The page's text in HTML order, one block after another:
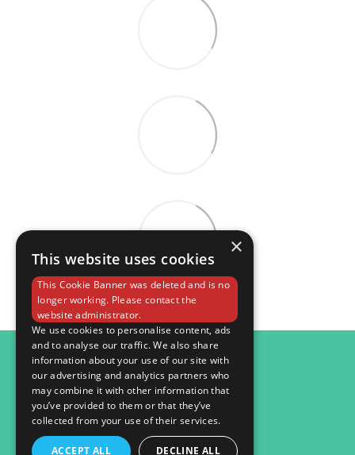
098 984 15 82
Контактна інформація
Повна версія сайту
×
This website uses cookies
This Cookie Banner was deleted and is no
longer working. Please contact the
website administrator.
We use cookies to personalise content, ads
and to analyse our traffic. We also share
information about your use of our site with
our advertising and analytics partners who
may combine it with other information that
you’ve provided to them or that they’ve
collected from your use of their services.
ACCEPT ALL DECLINE ALL